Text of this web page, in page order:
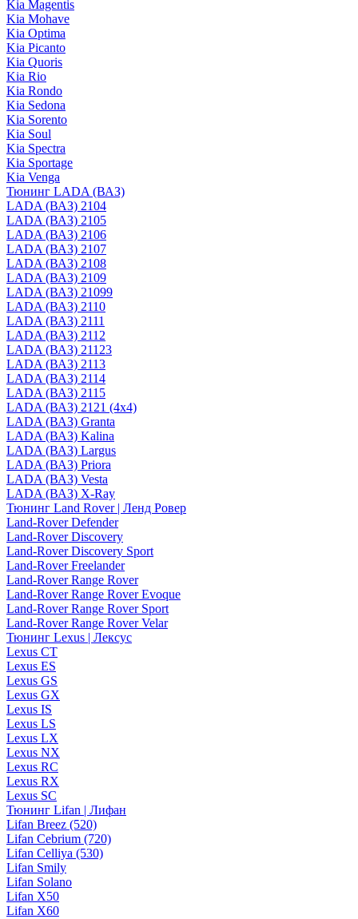
Kia Magentis
Kia Mohave
Kia Optima
Kia Picanto
Kia Quoris
Kia Rio
Kia Rondo
Kia Sedona
Kia Sorento
Kia Soul
Kia Spectra
Kia Sportage
Kia Venga
Тюнинг LADA (ВАЗ)
LADA (ВАЗ) 2104
LADA (ВАЗ) 2105
LADA (ВАЗ) 2106
LADA (ВАЗ) 2107
LADA (ВАЗ) 2108
LADA (ВАЗ) 2109
LADA (ВАЗ) 21099
LADA (ВАЗ) 2110
LADA (ВАЗ) 2111
LADA (ВАЗ) 2112
LADA (ВАЗ) 21123
LADA (ВАЗ) 2113
LADA (ВАЗ) 2114
LADA (ВАЗ) 2115
LADA (ВАЗ) 2121 (4x4)
LADA (ВАЗ) Granta
LADA (ВАЗ) Kalina
LADA (ВАЗ) Largus
LADA (ВАЗ) Priora
LADA (ВАЗ) Vesta
LADA (ВАЗ) X-Ray
Тюнинг Land Rover | Ленд Ровер
Land-Rover Defender
Land-Rover Discovery
Land-Rover Discovery Sport
Land-Rover Freelander
Land-Rover Range Rover
Land-Rover Range Rover Evoque
Land-Rover Range Rover Sport
Land-Rover Range Rover Velar
Тюнинг Lexus | Лексус
Lexus CT
Lexus ES
Lexus GS
Lexus GX
Lexus IS
Lexus LS
Lexus LX
Lexus NX
Lexus RC
Lexus RX
Lexus SC
Тюнинг Lifan | Лифан
Lifan Breez (520)
Lifan Cebrium (720)
Lifan Celliya (530)
Lifan Smily
Lifan Solano
Lifan X50
Lifan X60